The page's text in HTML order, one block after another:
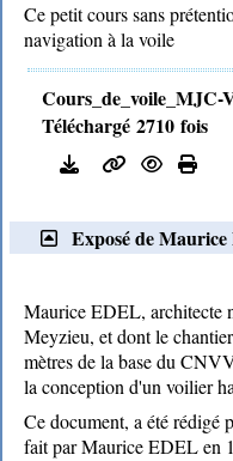
Ce petit cours sans
navigation à la voile
Cours_de_voile_MJC-
Téléchargé 2710 fois
Exposé de
Maurice EDEL, architecte
Meyzieu, et dont le
mètres de la base du
la conception d'un voilier
Ce document, a été rédigé
fait par Maurice EDEL en